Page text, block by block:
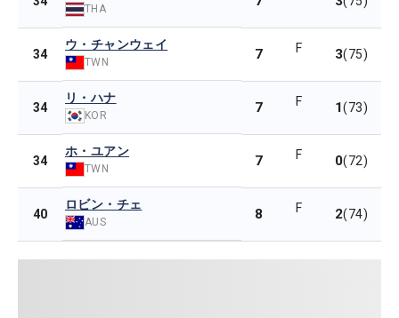
THA
34
ウ・チャンウェイ
TWN 7 F 3(75)
34
リ・ハナ
KOR 7 F 1(73)
34
ホ・ユアン
TWN 7 F 0(72)
40
ロビン・チェ
AUS 8 F 2(74)